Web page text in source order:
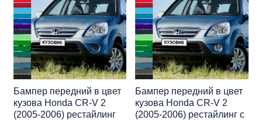
Бампер передний в цвет
кузова Honda CR-V 2
(2005-2006) рестайлинг
Бампер передний в цвет
кузова Honda CR-V 2
(2005-2006) рестайлинг с